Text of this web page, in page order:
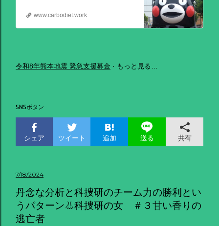
www.carbodiet.work
令和8年熊本地震 緊急支援募金 もっと見る…
SNSボタン
シェア ツイート 追加 送る 共有
7/18/2024
丹念な分析と科捜研のチーム力の勝利とい
うパターン👃科捜研の女 ＃３甘い香りの
逃亡者